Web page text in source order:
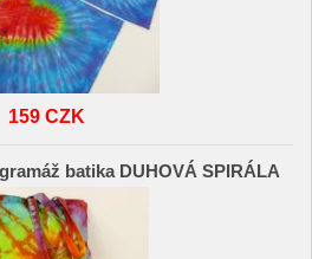
159 CZK
batika DUHOVÁ SPIRÁLA